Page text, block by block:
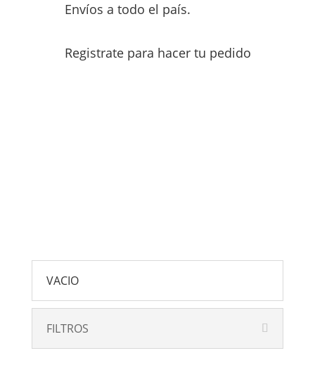
Envíos a todo el país.
Registrate para hacer tu pedido
VACIO
FILTROS